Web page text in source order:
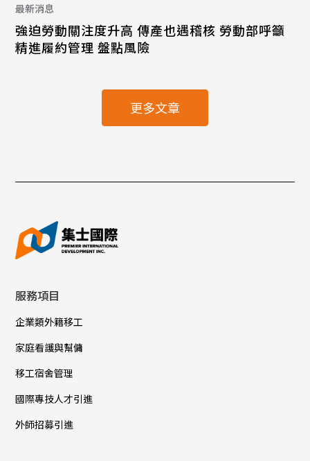
最新消息
強迫勞動關注度升高 傳產也遇稽核 勞動部呼籲
精進履約管理 盤點風險
更多文章
服務項目
企業類外籍移工
家庭看護與幫傭
移工宿舍管理
國際專技人才引進
外師招募引進